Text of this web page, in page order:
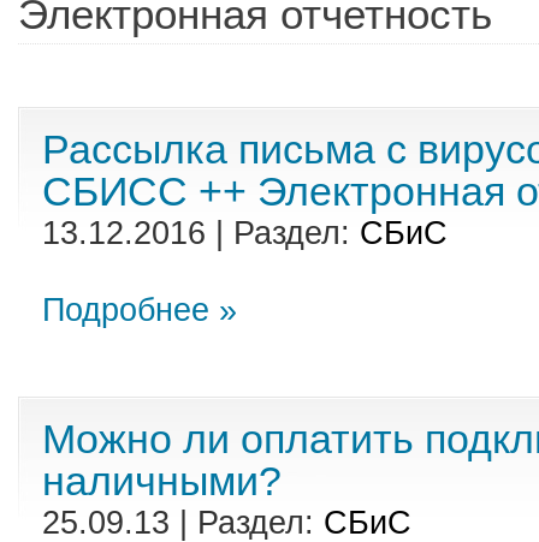
Электронная отчетность
Рассылка письма с
СБИСС ++ Электронная
13.12.2016 | Раздел: СБиС
Подробнее »
Можно ли оплатить
наличными?
25.09.13 | Раздел: СБиС